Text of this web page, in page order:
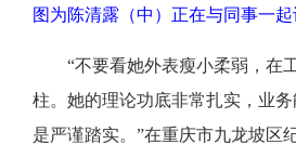
图为陈清露（中）正在与同事一
“不要看她外表瘦小柔弱，在
柱。她的理论功底非常扎实，业
是严谨踏实。”在重庆市九龙坡区